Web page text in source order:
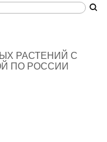
РАСТЕНИЙ С
ПО РОССИИ